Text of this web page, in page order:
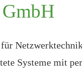
Systeme mit